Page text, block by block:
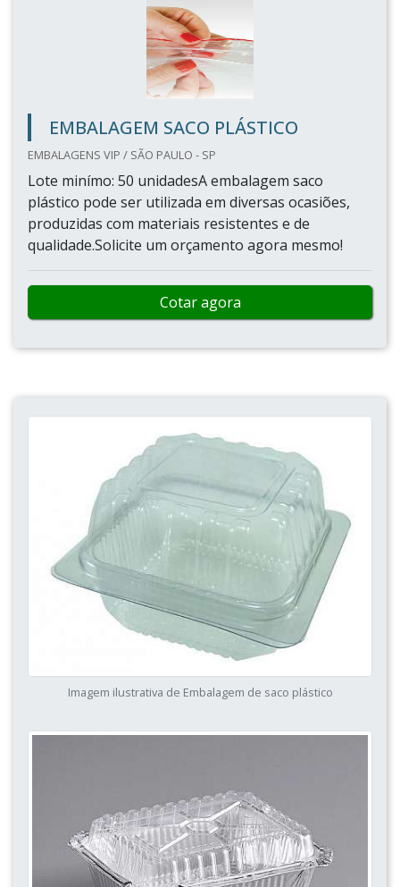
EMBALAGEM SACO PLÁSTICO
EMBALAGENS VIP / SÃO PAULO - SP
Lote minímo: 50 unidadesA embalagem saco
plástico pode ser utilizada em diversas ocasiões,
produzidas com materiais resistentes e de
qualidade.Solicite um orçamento agora mesmo!
Cotar agora
Imagem ilustrativa de Embalagem de saco plástico